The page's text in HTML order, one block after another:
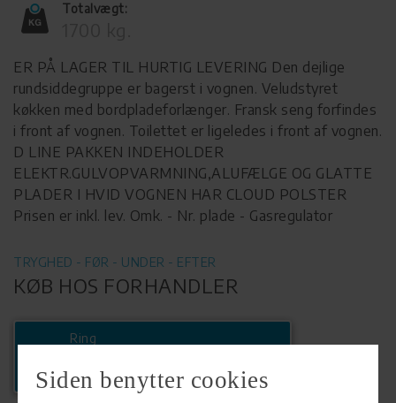
Totalvægt:
ER PÅ LAGER TIL HURTIG LEVERING Den dejlige
rundsiddegruppe er bagerst i vognen. Veludstyret
køkken med bordpladeforlænger. Fransk seng forfindes
i front af vognen. Toilettet er ligeledes i front af vognen.
D LINE PAKKEN INDEHOLDER
ELEKTR.GULVOPVARMNING,ALUFÆLGE OG GLATTE
PLADER I HVID VOGNEN HAR CLOUD POLSTER
Prisen er inkl. lev. Omk. - Nr. plade - Gasregulator
TRYGHED - FØR - UNDER - EFTER
KØB HOS FORHANDLER
Ring
+45 58544003
Siden benytter cookies